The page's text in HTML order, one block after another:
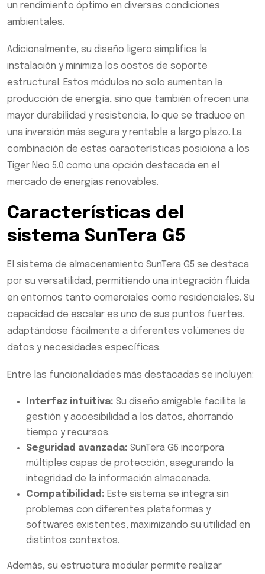
un rendimiento óptimo en diversas condiciones
ambientales.
Adicionalmente, su diseño ligero simplifica la
instalación y minimiza los costos de soporte
estructural. Estos módulos no solo aumentan la
producción de energía, sino que también ofrecen una
mayor durabilidad y resistencia, lo que se traduce en
una inversión más segura y rentable a largo plazo. La
combinación de estas características posiciona a los
Tiger Neo 5.0 como una opción destacada en el
mercado de energías renovables.
Características del
sistema SunTera G5
El sistema de almacenamiento SunTera G5 se destaca
por su versatilidad, permitiendo una integración fluida
en entornos tanto comerciales como residenciales. Su
capacidad de escalar es uno de sus puntos fuertes,
adaptándose fácilmente a diferentes volúmenes de
datos y necesidades específicas.
Entre las funcionalidades más destacadas se incluyen:
Interfaz intuitiva: Su diseño amigable facilita la
gestión y accesibilidad a los datos, ahorrando
tiempo y recursos.
Seguridad avanzada: SunTera G5 incorpora
múltiples capas de protección, asegurando la
integridad de la información almacenada.
Compatibilidad: Este sistema se integra sin
problemas con diferentes plataformas y
softwares existentes, maximizando su utilidad en
distintos contextos.
Además, su estructura modular permite realizar